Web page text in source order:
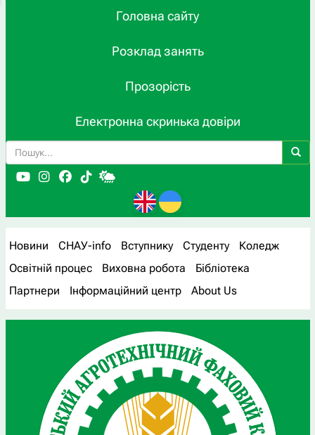
Головна сайту
Розклад занять
Прозорість
Електронна скринька довіри
Новини СНАУ-info Вступнику Студенту
Коледж
Освітній процес
Виховна робота
Бібліотека
Партнери
Інформаційний центр About Us